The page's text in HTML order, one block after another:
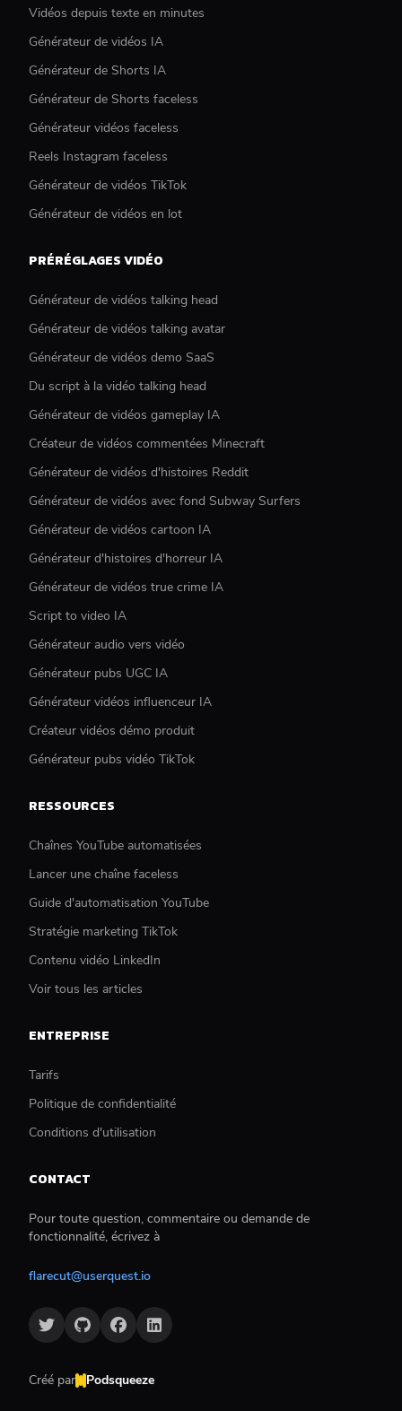
Vidéos depuis texte en minutes
Générateur de vidéos IA
Générateur de Shorts IA
Générateur de Shorts faceless
Générateur vidéos faceless
Reels Instagram faceless
Générateur de vidéos TikTok
Générateur de vidéos en lot
PRÉRÉGLAGES VIDÉO
Générateur de vidéos talking head
Générateur de vidéos talking avatar
Générateur de vidéos demo SaaS
Du script à la vidéo talking head
Générateur de vidéos gameplay IA
Créateur de vidéos commentées Minecraft
Générateur de vidéos d'histoires Reddit
Générateur de vidéos avec fond Subway Surfers
Générateur de vidéos cartoon IA
Générateur d'histoires d'horreur IA
Générateur de vidéos true crime IA
Script to video IA
Générateur audio vers vidéo
Générateur pubs UGC IA
Générateur vidéos influenceur IA
Créateur vidéos démo produit
Générateur pubs vidéo TikTok
RESSOURCES
Chaînes YouTube automatisées
Lancer une chaîne faceless
Guide d'automatisation YouTube
Stratégie marketing TikTok
Contenu vidéo LinkedIn
Voir tous les articles
ENTREPRISE
Tarifs
Politique de confidentialité
Conditions d'utilisation
CONTACT
Pour toute question, commentaire ou demande de
fonctionnalité, écrivez à
flarecut@userquest.io
Créé par Podsqueeze